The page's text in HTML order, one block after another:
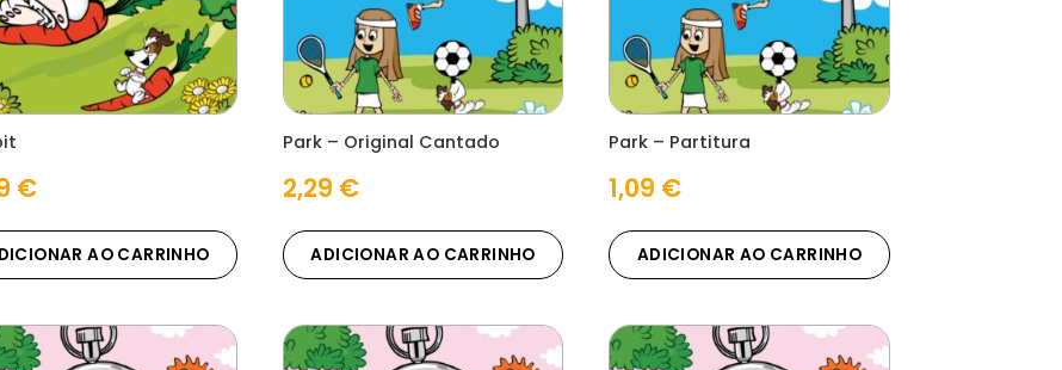
€
AO CARRINHO
Park – Original Cantado
2,29 €
ADICIONAR AO CARRINHO
Park – Partitura
1,09 €
ADICIONAR AO CARRINHO